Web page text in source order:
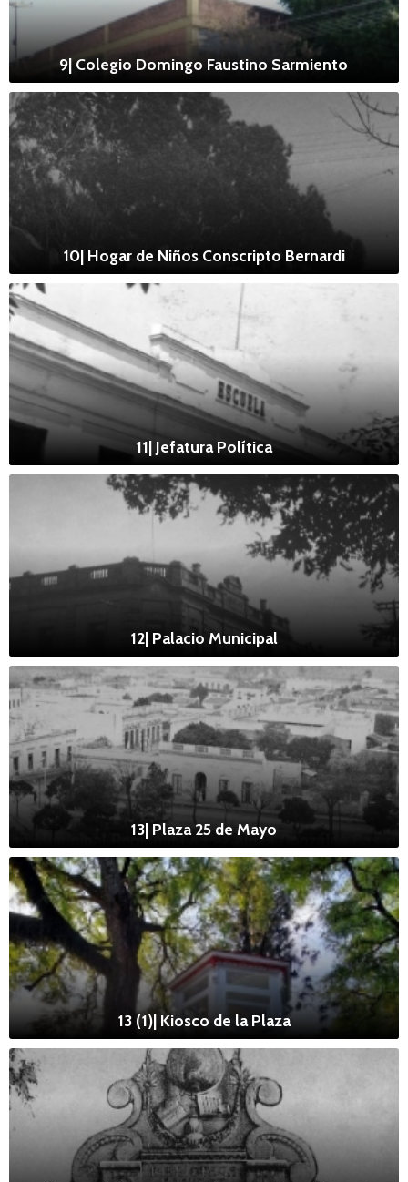
9| Colegio Domingo Faustino Sarmiento
10| Hogar de Niños Conscripto Bernardi
11| Jefatura Política
12| Palacio Municipal
13| Plaza 25 de Mayo
13 (1)| Kiosco de la Plaza